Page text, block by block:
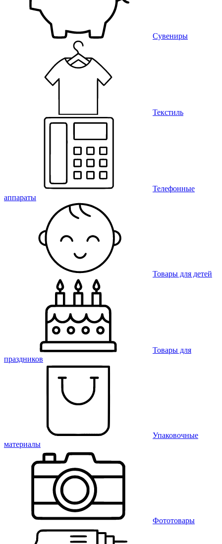
Сувениры
Текстиль
Телефонные
аппараты
Товары для детей
Товары для
праздников
Упаковочные
материалы
Фототовары